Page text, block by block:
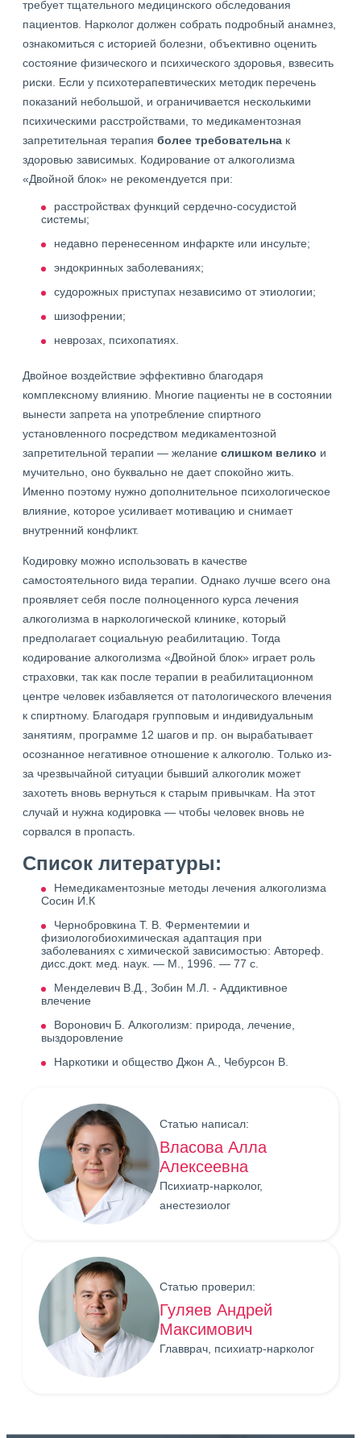
требует тщательного медицинского обследования
пациентов. Нарколог должен собрать подробный анамнез,
ознакомиться с историей болезни, объективно оценить
состояние физического и психического здоровья, взвесить
риски. Если у психотерапевтических методик перечень
показаний небольшой, и ограничивается несколькими
психическими расстройствами, то медикаментозная
запретительная терапия более требовательна к
здоровью зависимых. Кодирование от алкоголизма
«Двойной блок» не рекомендуется при:
расстройствах функций сердечно-сосудистой
системы;
недавно перенесенном инфаркте или инсульте;
эндокринных заболеваниях;
судорожных приступах независимо от этиологии;
шизофрении;
неврозах, психопатиях.
Двойное воздействие эффективно благодаря
комплексному влиянию. Многие пациенты не в состоянии
вынести запрета на употребление спиртного
установленного посредством медикаментозной
запретительной терапии — желание слишком велико и
мучительно, оно буквально не дает спокойно жить.
Именно поэтому нужно дополнительное психологическое
влияние, которое усиливает мотивацию и снимает
внутренний конфликт.
Кодировку можно использовать в качестве
самостоятельного вида терапии. Однако лучше всего она
проявляет себя после полноценного курса лечения
алкоголизма в наркологической клинике, который
предполагает социальную реабилитацию. Тогда
кодирование алкоголизма «Двойной блок» играет роль
страховки, так как после терапии в реабилитационном
центре человек избавляется от патологического влечения
к спиртному. Благодаря групповым и индивидуальным
занятиям, программе 12 шагов и пр. он вырабатывает
осознанное негативное отношение к алкоголю. Только из-
за чрезвычайной ситуации бывший алкоголик может
захотеть вновь вернуться к старым привычкам. На этот
случай и нужна кодировка — чтобы человек вновь не
сорвался в пропасть.
Список литературы:
Немедикаментозные методы лечения алкоголизма
Сосин И.К
Чернобровкина Т. В. Ферментемии и
физиологобиохимическая адаптация при
заболеваниях с химической зависимостью: Автореф.
дисс.докт. мед. наук. — М., 1996. — 77 с.
Менделевич В.Д., Зобин М.Л. - Аддиктивное
влечение
Воронович Б. Алкоголизм: природа, лечение,
выздоровление
Наркотики и общество Джон А., Чебурсон В.
Статью написал:
Власова Алла
Алексеевна
Психиатр-нарколог,
анестезиолог
Статью проверил:
Гуляев Андрей
Максимович
Главврач, психиатр-нарколог